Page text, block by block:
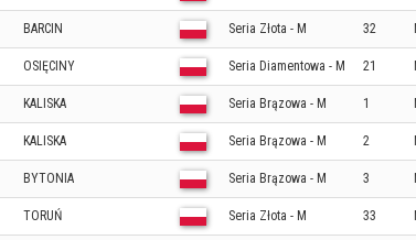
BARCIN Seria Złota - M 32
OSIĘCINY Seria Diamentowa - M 21
KALISKA Seria Brązowa - M 1
KALISKA Seria Brązowa - M 2
BYTONIA Seria Brązowa - M 3
TORUŃ Seria Złota - M 33